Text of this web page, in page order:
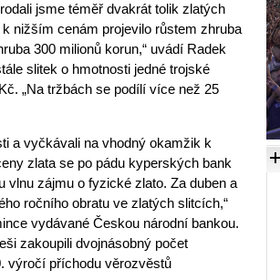
jsme téměř dvakrát tolik zlatých
nižším cenám projevilo růstem zhruba
300 milionů korun,“ uvádí Radek
slitek o hmotnosti jedné trojské
„Na tržbách se podílí více než 25
a vyčkávali na vhodný okamžik k
zlata se po pádu kyperských bank
vlnu zájmu o fyzické zlato. Za duben a
ročního obratu ve zlatých slitcích,“
vydávané Českou národní bankou.
zakoupili dvojnásobný počet
výročí příchodu věrozvěstů